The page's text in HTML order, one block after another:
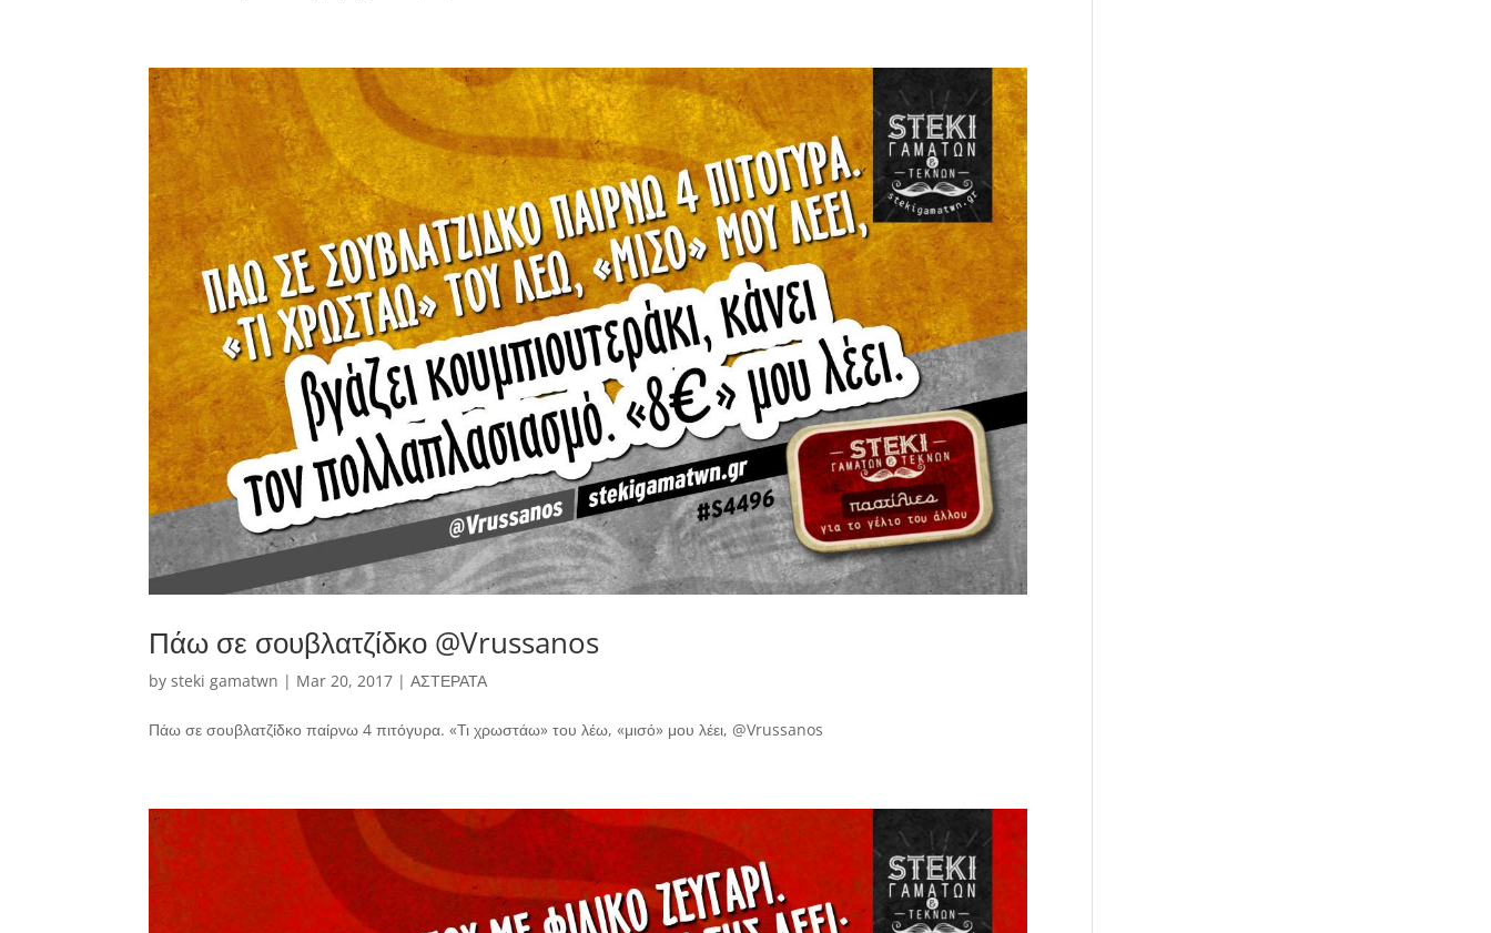
Πάω σε σουβλατζίδκο @Vrussanos
bysteki gamatwn | Mar 20, 2017 |ΑΣΤΕΡΑΤΑ
Πάω σε σουβλατζίδκο παίρνω 4 πιτόγυρα. «Τι χρωστάω» του λέω, «μισό» μου λέει, @Vrussanos